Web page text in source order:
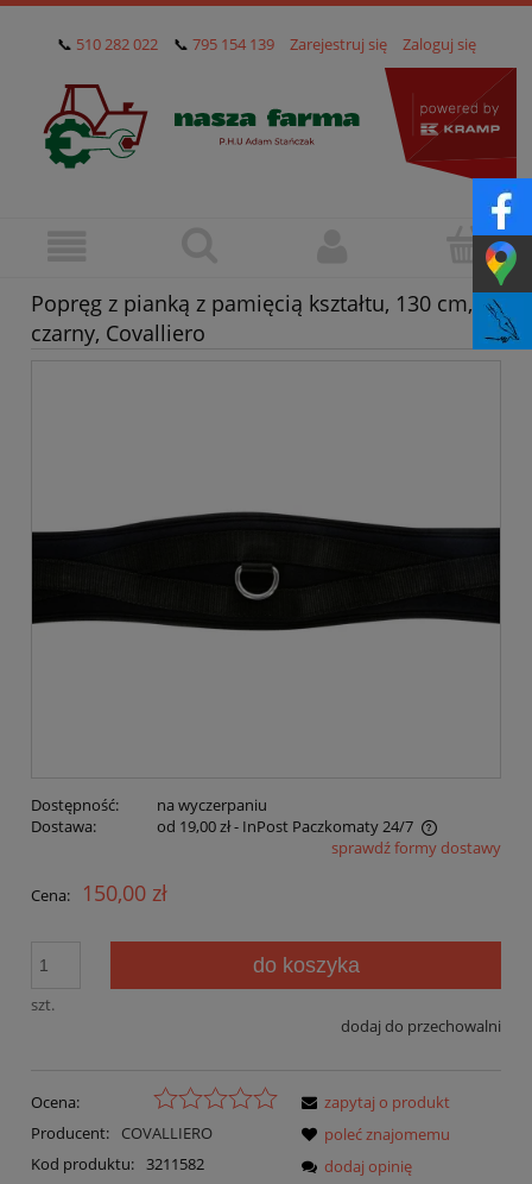
📞 510 282 022 📞 795 154 139 Zarejestruj się Zaloguj się
Popręg z pianką z pamięcią kształtu, 130 cm,
czarny, Covalliero
Dostępność:
na wyczerpaniu
Dostawa:
od 19,00 zł- InPost Paczkomaty 24/7
Cena nie zawiera ewentualnych kosztów płatnościsprawdź formy dostawy
Cena: 150,00 zł
szt.
do koszyka
dodaj do przechowalni
Ocena:
Producent:
COVALLIERO
Kod produktu:
3211582
zapytaj o produkt
poleć znajomemu
dodaj opinię